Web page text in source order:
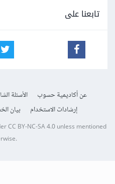
تابعنا على
عن أكاديمية حسوب الأسئلة
إرشادات الاستخدام
بيان
CC BY-NC-SA 4.0unless mentioned